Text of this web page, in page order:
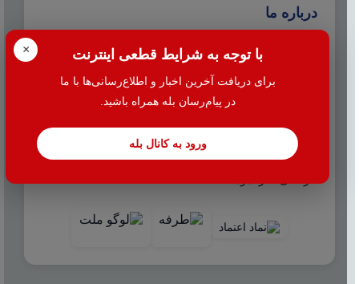
× با توجه به شرایط قطعی اینترنت
برای دریافت آخرین اخبار و اطلاع‌رسانی‌ها با ما
در پیام‌رسان بله همراه باشید.
ورود به کانال بله
درباره ما
شرکت مشاوره هاله افزار از سال ۱۳۷۷ همزمان با شروع
تولید نرم افزار حسابداری هلو، فعالیت تخصصی خود در
زمینه معرفی، مشاوره و انتخاب درست نرم افزار
حسابداری، تهیه سیستم‌های اطلاعاتی و لوازم جانبی مورد
نیاز نرم‌افزاری، استقرار سیستم حسابداری و آموزش و
ارائه خدمات حسابداری و مالیاتی بصورت کاملا تخصصی و